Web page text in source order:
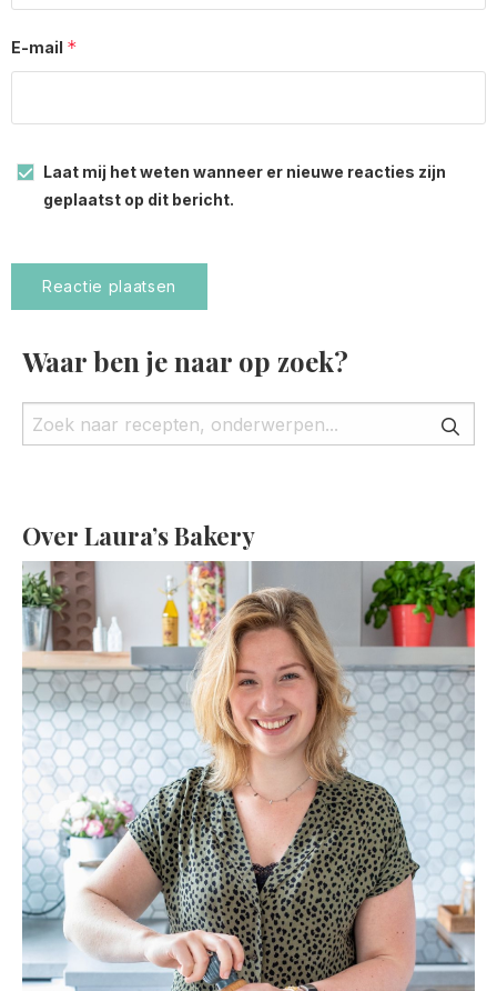
E-mail *
Laat mij het weten wanneer er nieuwe reacties zijn
geplaatst op dit bericht.
Waar ben je naar op zoek?
Over Laura’s Bakery